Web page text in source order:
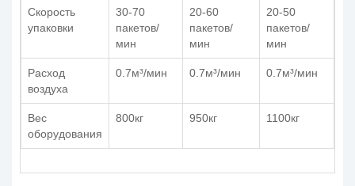
Скорость
упаковки
30-70
пакетов/
мин
20-60
пакетов/
мин
20-50
пакетов/
мин
Расход
воздуха
0.7м³/мин 0.7м³/мин 0.7м³/мин
Вес
оборудования
800кг 950кг 1100кг